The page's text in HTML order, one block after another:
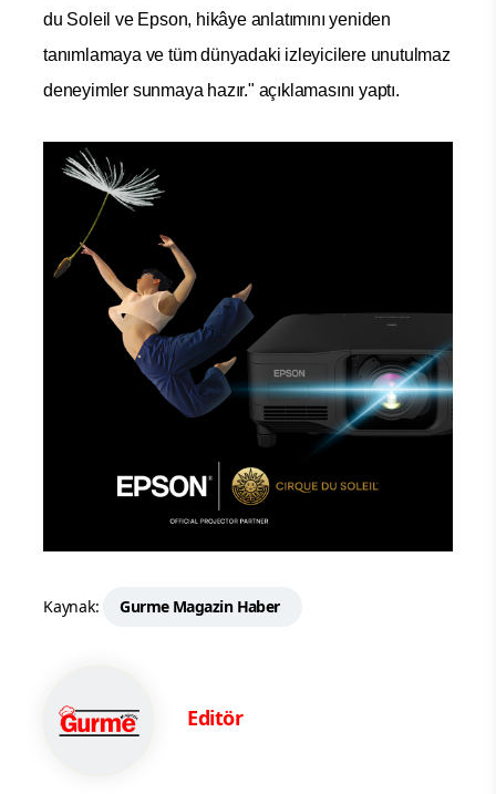
du Soleil ve Epson, hikâye anlatımını yeniden
tanımlamaya ve tüm dünyadaki izleyicilere unutulmaz
deneyimler sunmaya hazır." açıklamasını yaptı.
Kaynak: Gurme Magazin Haber
Editör